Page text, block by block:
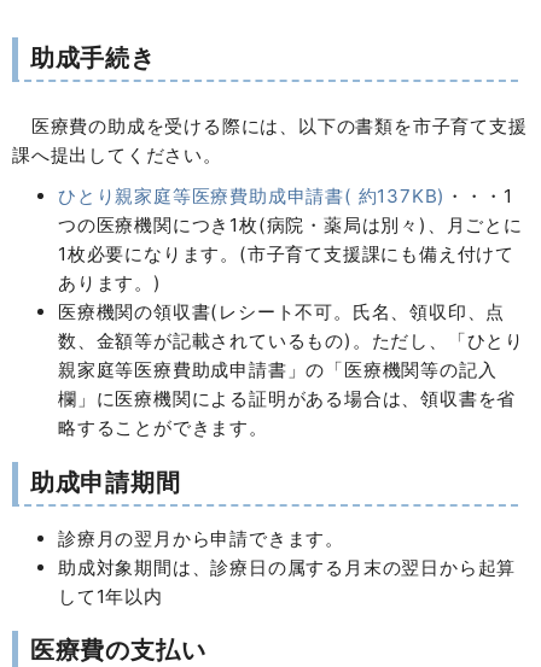
助成手続き
医療費の助成を受ける際には、以下の書類を市子育て支援
課へ提出してください。
ひとり親家庭等医療費助成申請書( 約137KB) ・・・1
つの医療機関につき1枚(病院・薬局は別々)、月ごとに
1枚必要になります。(市子育て支援課にも備え付けて
あります。)
医療機関の領収書(レシート不可。氏名、領収印、点
数、金額等が記載されているもの)。ただし、「ひとり
親家庭等医療費助成申請書」の「医療機関等の記入
欄」に医療機関による証明がある場合は、領収書を省
略することができます。
助成申請期間
診療月の翌月から申請できます。
助成対象期間は、診療日の属する月末の翌日から起算
して1年以内
医療費の支払い